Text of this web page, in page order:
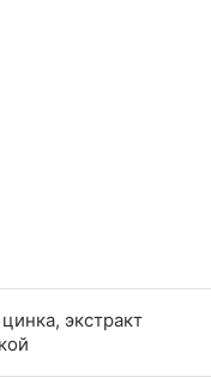
экстракт